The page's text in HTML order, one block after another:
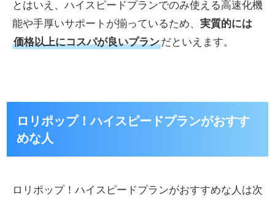
とはいえ、ハイスピードプランでのみ使える高速化機
能や手厚いサポートが揃っているため、 実質的には
価格以上にコスパが良いプランだといえます。
ロリポップ！ハイスピードプランがおすす
めな人
ロリポップ！ハイスピードプランがおすすめな人は次